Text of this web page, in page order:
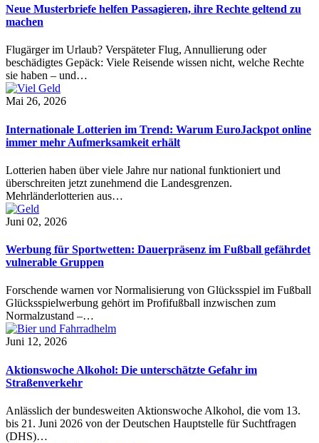
Neue Musterbriefe helfen Passagieren, ihre Rechte geltend zu
machen
Flugärger im Urlaub? Verspäteter Flug, Annullierung oder
beschädigtes Gepäck: Viele Reisende wissen nicht, welche Rechte
sie haben – und…
Mai 26, 2026
Internationale Lotterien im Trend: Warum EuroJackpot online
immer mehr Aufmerksamkeit erhält
Lotterien haben über viele Jahre nur national funktioniert und
überschreiten jetzt zunehmend die Landesgrenzen.
Mehrländerlotterien aus…
Juni 02, 2026
Werbung für Sportwetten: Dauerpräsenz im Fußball gefährdet
vulnerable Gruppen
Forschende warnen vor Normalisierung von Glücksspiel im Fußball
Glücksspielwerbung gehört im Profifußball inzwischen zum
Normalzustand –…
Juni 12, 2026
Aktionswoche Alkohol: Die unterschätzte Gefahr im
Straßenverkehr
Anlässlich der bundesweiten Aktionswoche Alkohol, die vom 13.
bis 21. Juni 2026 von der Deutschen Hauptstelle für Suchtfragen
(DHS)…